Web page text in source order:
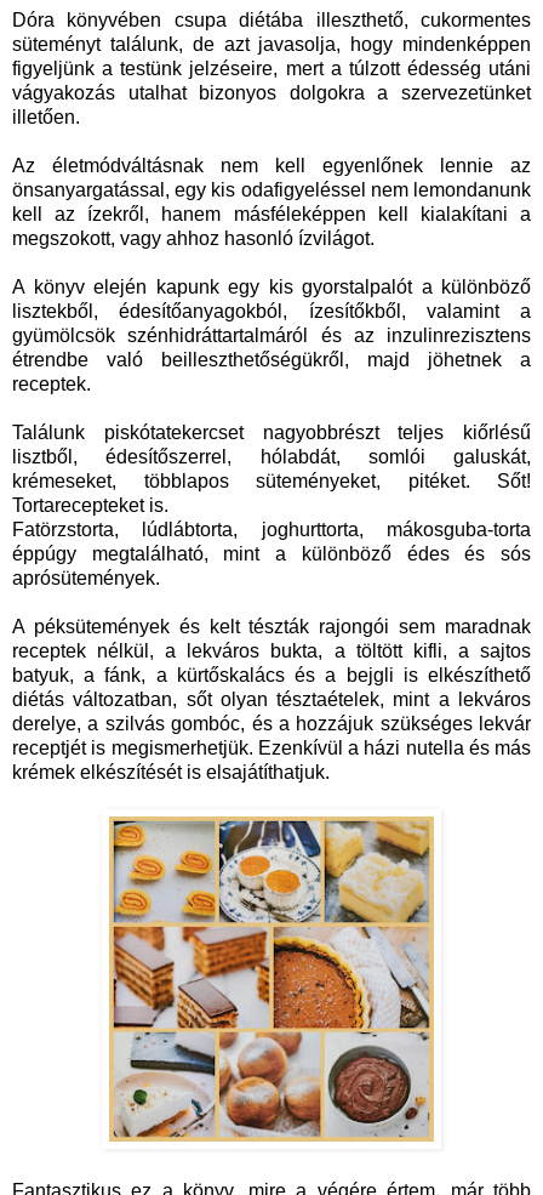
Dóra könyvében csupa diétába illeszthető, cukormentes
süteményt találunk, de azt javasolja, hogy mindenképpen
figyeljünk a testünk jelzéseire, mert a túlzott édesség utáni
vágyakozás utalhat bizonyos dolgokra a szervezetünket
illetően.
Az életmódváltásnak nem kell egyenlőnek lennie az
önsanyargatással, egy kis odafigyeléssel nem lemondanunk
kell az ízekről, hanem másféleképpen kell kialakítani a
megszokott, vagy ahhoz hasonló ízvilágot.
A könyv elején kapunk egy kis gyorstalpalót a különböző
lisztekből, édesítőanyagokból, ízesítőkből, valamint a
gyümölcsök szénhidráttartalmáról és az inzulinrezisztens
étrendbe való beilleszthetőségükről, majd jöhetnek a
receptek.
Találunk piskótatekercset nagyobbrészt teljes kiőrlésű
lisztből, édesítőszerrel, hólabdát, somlói galuskát,
krémeseket, többlapos süteményeket, pitéket. Sőt!
Tortarecepteket is.
Fatörzstorta, lúdlábtorta, joghurttorta, mákosguba-torta
éppúgy megtalálható, mint a különböző édes és sós
aprósütemények.
A péksütemények és kelt tészták rajongói sem maradnak
receptek nélkül, a lekváros bukta, a töltött kifli, a sajtos
batyuk, a fánk, a kürtőskalács és a bejgli is elkészíthető
diétás változatban, sőt olyan tésztaételek, mint a lekváros
derelye, a szilvás gombóc, és a hozzájuk szükséges lekvár
receptjét is megismerhetjük. Ezenkívül a házi nutella és más
krémek elkészítését is elsajátíthatjuk.